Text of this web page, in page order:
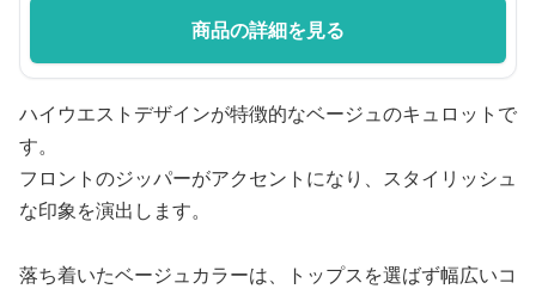
商品の詳細を見る
ハイウエストデザインが特徴的なベージュのキュロットで
す。
フロントのジッパーがアクセントになり、スタイリッシュ
な印象を演出します。
落ち着いたベージュカラーは、トップスを選ばず幅広いコ